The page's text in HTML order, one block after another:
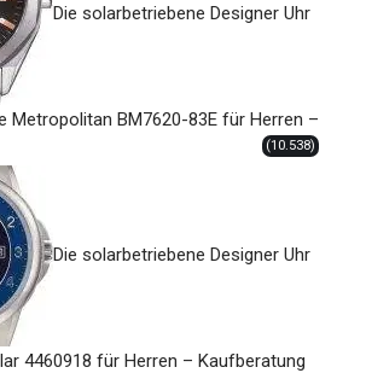
Die solarbetriebene Designer Uhr
Metropolitan BM7620-83E für Herren –
(10.538)
Die solarbetriebene Designer Uhr
4460918 für Herren – Kaufberatung